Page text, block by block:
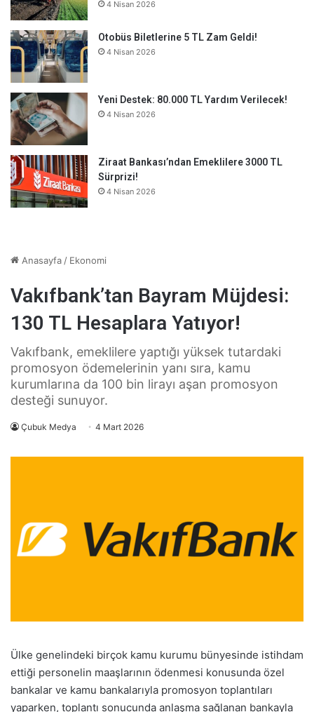
4 Nisan 2026
Otobüs Biletlerine 5 TL Zam Geldi!
4 Nisan 2026
Yeni Destek: 80.000 TL Yardım Verilecek!
4 Nisan 2026
Ziraat Bankası’ndan Emeklilere 3000 TL
Sürprizi!
4 Nisan 2026